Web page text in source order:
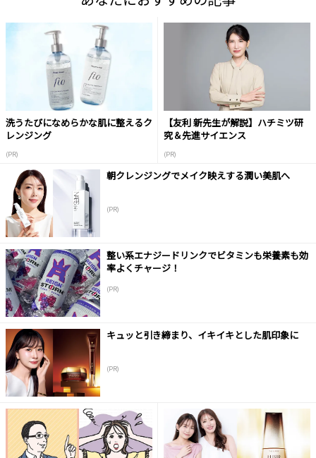
洗うたびになめらかな肌に整えるク
レンジング
(PR)
【友利 新先生が解説】ハチミツ研
究＆先進サイエンス
(PR)
朝クレンジングでメイク映えする潤い美肌へ
(PR)
整い系エナジードリンクでビタミンも栄養素も効
率よくチャージ！
(PR)
キュッと引き締まり、イキイキとした肌印象に
(PR)